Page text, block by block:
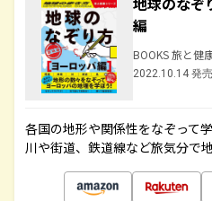
編
BOOKS 旅と健
2022.10.14 発売
各国の地形や関係性をなぞって
川や街道、鉄道線など旅気分で